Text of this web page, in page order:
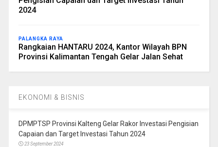
2024
PALANGKA RAYA
Rangkaian HANTARU 2024, Kantor Wilayah BPN
Provinsi Kalimantan Tengah Gelar Jalan Sehat
EKONOMI & BISNIS
DPMPTSP Provinsi Kalteng Gelar Rakor Investasi Pengisian
Capaian dan Target Investasi Tahun 2024
23 September 2024